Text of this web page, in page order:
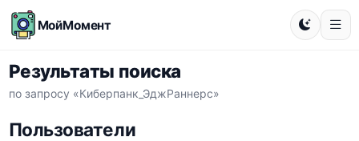
МойМомент
Результаты поиска
по запросу «Киберпанк_ЭджРаннерс»
Пользователи